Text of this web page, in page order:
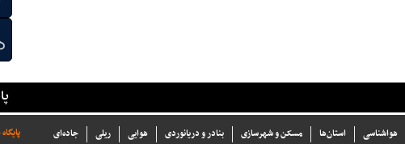
جاده‌ای ریلی هوایی بنادر و دریانوردی مسکن و شهرسازی استان‌ها
هواشناسی